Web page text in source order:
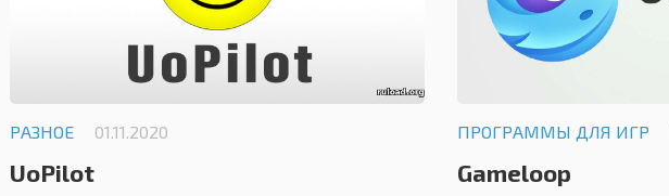
РАЗНОЕ 01.11.2020
UoPilot
ПРОГРАММЫ ДЛЯ ИГР
Gameloop